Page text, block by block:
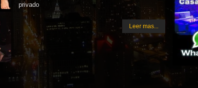
privado
Leer mas...